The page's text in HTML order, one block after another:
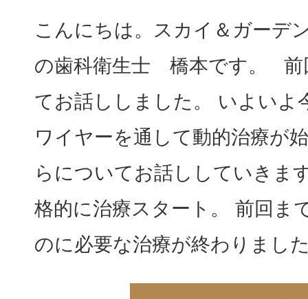
歯ぎしり食いしばりの治療・
こんにちは。スカイ＆ガーデ
の歯科衛生士 橋本です。 前
てお話ししました。 いよいよ
ワイヤーを通して動的治療が
らについてお話ししていきま
格的に治療スタート。 前回ま
のに必要な治療が終わりまし